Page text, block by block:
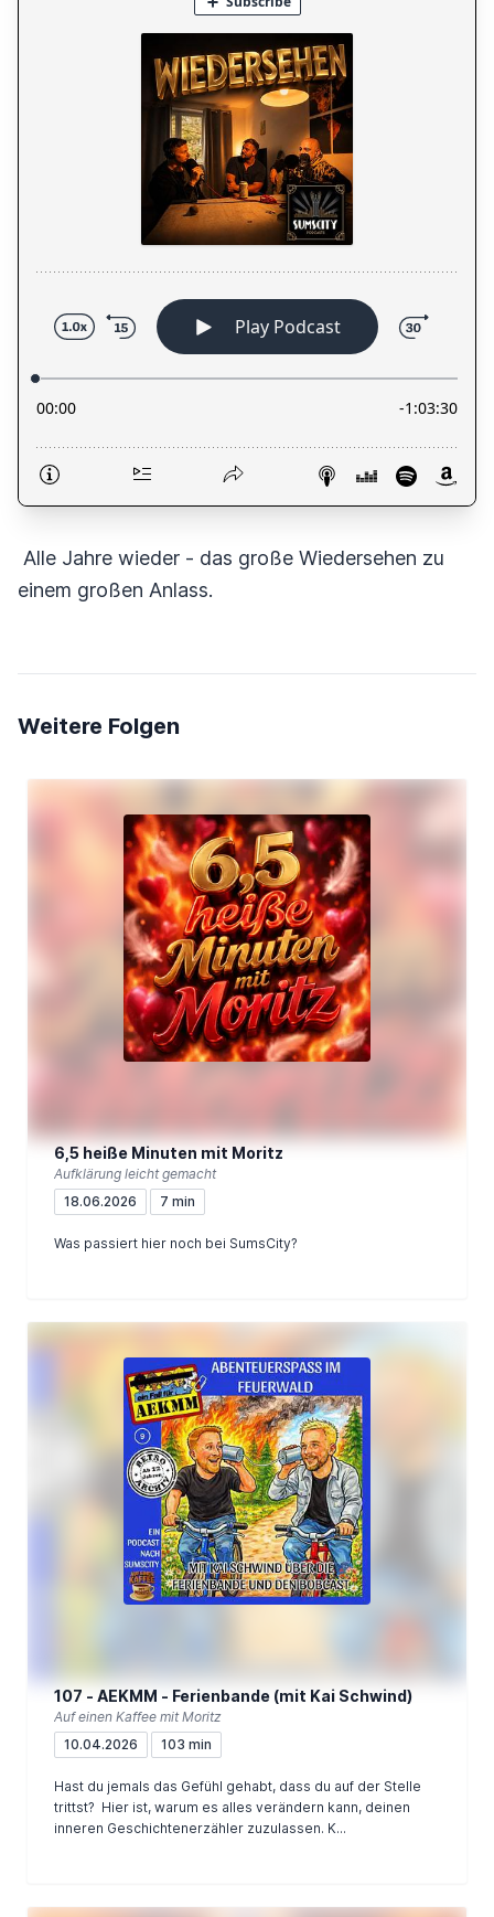
Alle Jahre wieder - das große Wiedersehen zu
einem großen Anlass.
Weitere Folgen
6,5 heiße Minuten mit Moritz
Aufklärung leicht gemacht
18.06.2026
7 min
Was passiert hier noch bei SumsCity?
107 - AEKMM - Ferienbande (mit Kai Schwind)
Auf einen Kaffee mit Moritz
10.04.2026
103 min
Hast du jemals das Gefühl gehabt, dass du auf der Stelle
trittst? Hier ist, warum es alles verändern kann, deinen
inneren Geschichtenerzähler zuzulassen. K...